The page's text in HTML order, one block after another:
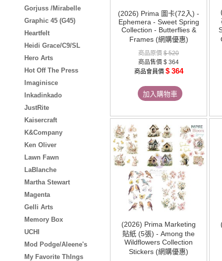
Gorjuss /Mirabelle
Graphic 45 (G45)
Heartfelt
Heidi Grace/C9/SL
Hero Arts
Hot Off The Press
Imaginisce
Inkadinkado
JustRite
Kaisercraft
K&Company
Ken Oliver
Lawn Fawn
LaBlanche
Martha Stewart
Magenta
Gelli Arts
Memory Box
UCHI
Mod Podge/Aleene's
My Favorite ThIngs
(2026) Prima 圖卡(72入) -
Ephemera - Sweet Spring
Collection - Butterflies &
Frames (網購優惠)
商品原價 $ 520
商品售價 $ 364
商品會員價 $ 364
加入購物車
(2026) Prima Marketing
貼紙 (5張) - Among the
Wildflowers Collection
Stickers (網購優惠)